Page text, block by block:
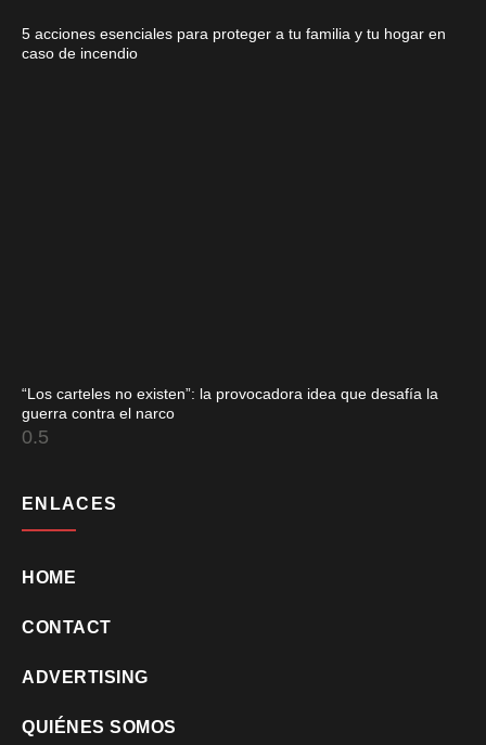
5 acciones esenciales para proteger a tu familia y tu hogar en
caso de incendio
“Los carteles no existen”: la provocadora idea que desafía la
guerra contra el narco
ENLACES
HOME
CONTACT
ADVERTISING
QUIÉNES SOMOS